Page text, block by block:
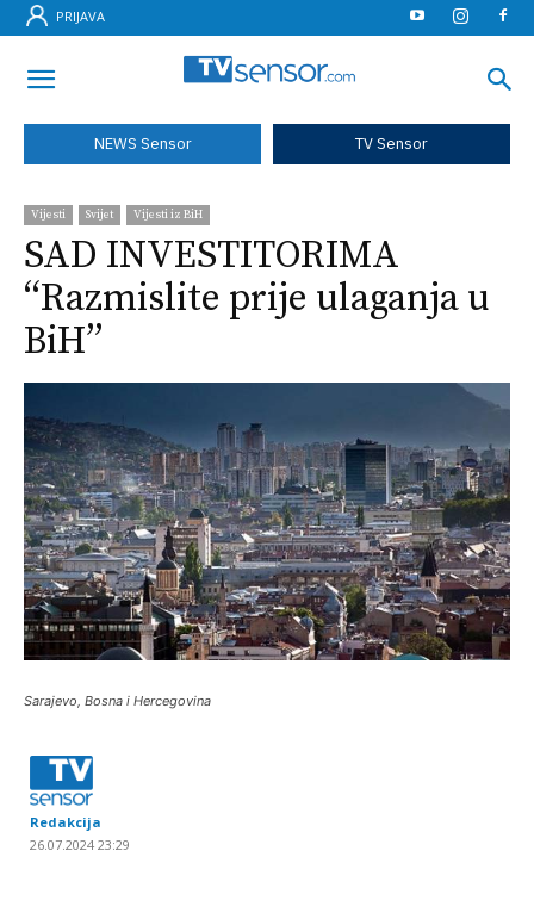
PRIJAVA
NEWS Sensor TV Sensor
Vijesti Svijet Vijesti iz BiH
SAD INVESTITORIMA
“Razmislite prije ulaganja u
BiH”
Sarajevo, Bosna i Hercegovina
Redakcija
26.07.2024 23:29